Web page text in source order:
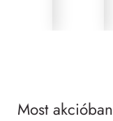
Most akcióban